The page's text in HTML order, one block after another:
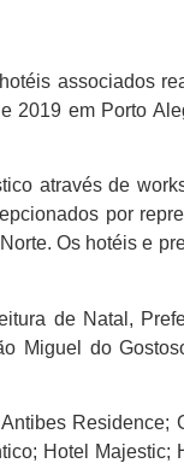
associados
2019 em Porto
através de
por
Os hotéis e
de Natal,
Miguel do
Hotel